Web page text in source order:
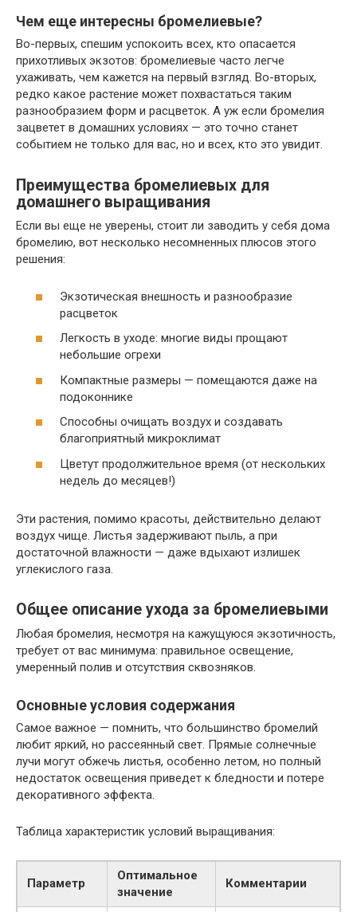
Чем еще интересны бромелиевые?
Во-первых, спешим успокоить всех, кто опасается
прихотливых экзотов: бромелиевые часто легче
ухаживать, чем кажется на первый взгляд. Во-вторых,
редко какое растение может похвастаться таким
разнообразием форм и расцветок. А уж если бромелия
зацветет в домашних условиях — это точно станет
событием не только для вас, но и всех, кто это увидит.
Преимущества бромелиевых для
домашнего выращивания
Если вы еще не уверены, стоит ли заводить у себя дома
бромелию, вот несколько несомненных плюсов этого
решения:
Экзотическая внешность и разнообразие
расцветок
Легкость в уходе: многие виды прощают
небольшие огрехи
Компактные размеры — помещаются даже на
подоконнике
Способны очищать воздух и создавать
благоприятный микроклимат
Цветут продолжительное время (от нескольких
недель до месяцев!)
Эти растения, помимо красоты, действительно делают
воздух чище. Листья задерживают пыль, а при
достаточной влажности — даже вдыхают излишек
углекислого газа.
Общее описание ухода за бромелиевыми
Любая бромелия, несмотря на кажущуюся экзотичность,
требует от вас минимума: правильное освещение,
умеренный полив и отсутствия сквозняков.
Основные условия содержания
Самое важное — помнить, что большинство бромелий
любит яркий, но рассеянный свет. Прямые солнечные
лучи могут обжечь листья, особенно летом, но полный
недостаток освещения приведет к бледности и потере
декоративного эффекта.
Таблица характеристик условий выращивания:
Параметр
Оптимальное
значение
Комментарии